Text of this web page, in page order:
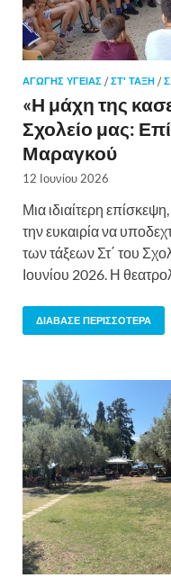
ΑΓΩΓΉΣ ΥΓΕΊΑΣ /ΣΤ' ΤΑΞΗ /
«Η μάχη της
Σχολείο μας:
Μαραγκού
12 Ιουνίου 2026
Μια ιδιαίτερη
την ευκαιρία να
των τάξεων Στ΄ του
Ιουνίου 2026. Η
ΔΙΆΒΑΣΕ ΠΕΡΙΣΣΌΤΕΡΑ